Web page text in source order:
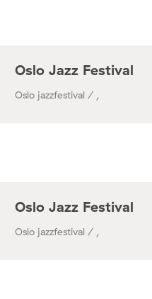
Oslo Jazz Festival
Oslo jazzfestival / ,
Oslo Jazz Festival
Oslo jazzfestival / ,